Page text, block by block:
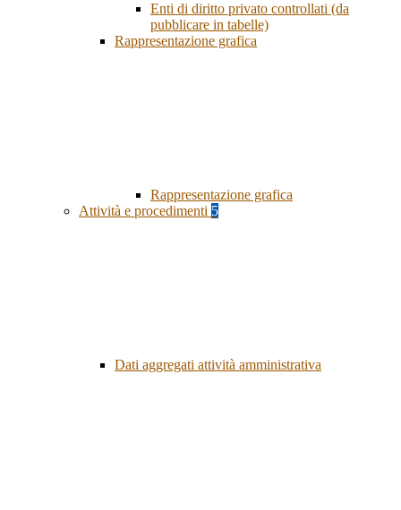
Enti di diritto privato controllati (da
pubblicare in tabelle)
Rappresentazione grafica
Rappresentazione grafica
Attività e procedimenti 5
Dati aggregati attività amministrativa